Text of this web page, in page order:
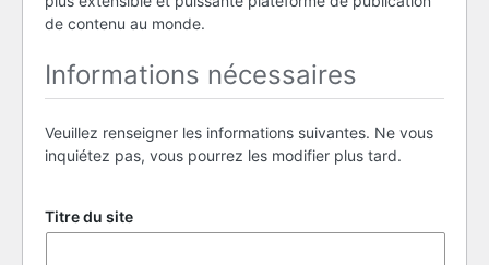
de contenu au monde.
Informations nécessaires
Veuillez renseigner les informations suivantes. Ne vous
inquiétez pas, vous pourrez les modifier plus tard.
Titre du site